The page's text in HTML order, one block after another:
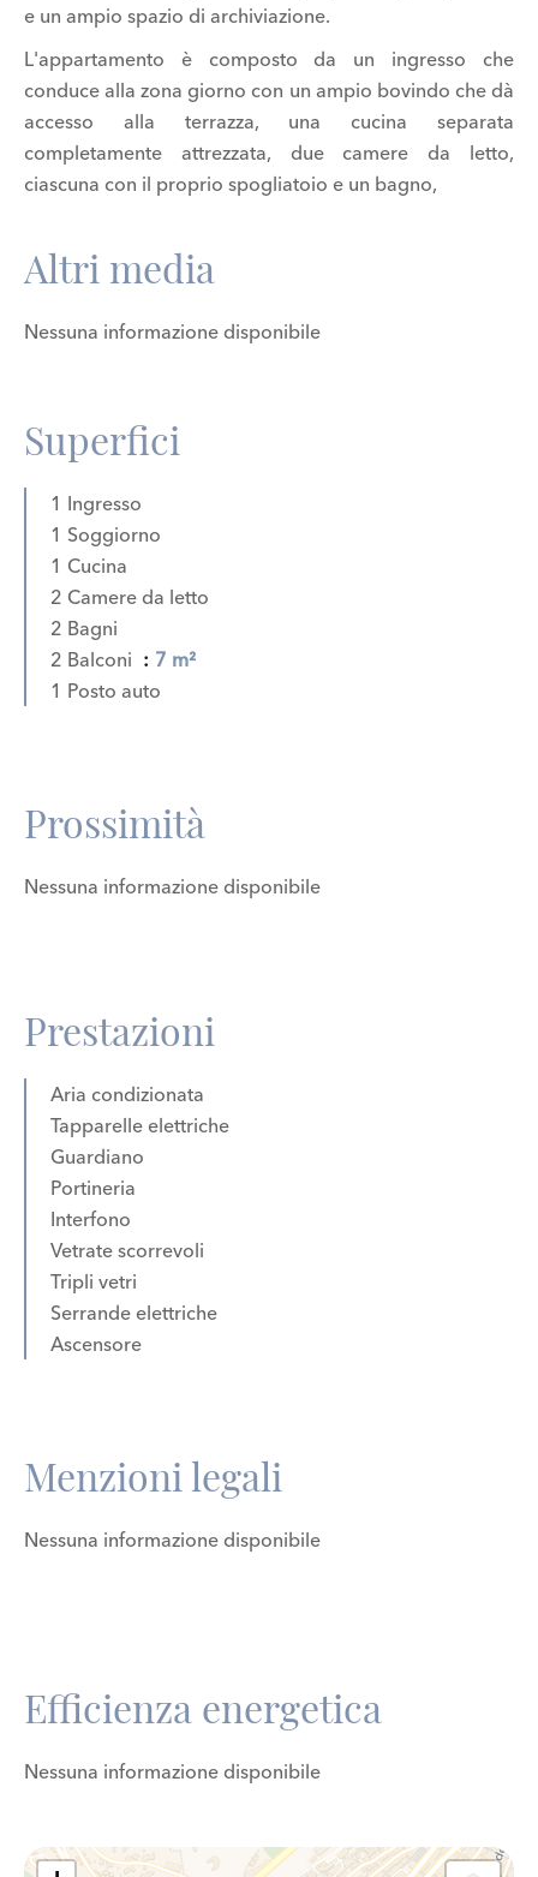
e un ampio spazio di archiviazione.
L'appartamento è composto da un ingresso che
conduce alla zona giorno con un ampio bovindo che dà
accesso alla terrazza, una cucina separata
completamente attrezzata, due camere da letto,
ciascuna con il proprio spogliatoio e un bagno,
Altri media
Nessuna informazione disponibile
Superfici
1 Ingresso
1 Soggiorno
1 Cucina
2 Camere da letto
2 Bagni
2 Balconi
7 m²
1 Posto auto
Prossimità
Nessuna informazione disponibile
Prestazioni
Aria condizionata
Tapparelle elettriche
Guardiano
Portineria
Interfono
Vetrate scorrevoli
Tripli vetri
Serrande elettriche
Ascensore
Menzioni legali
Nessuna informazione disponibile
Efficienza energetica
Nessuna informazione disponibile